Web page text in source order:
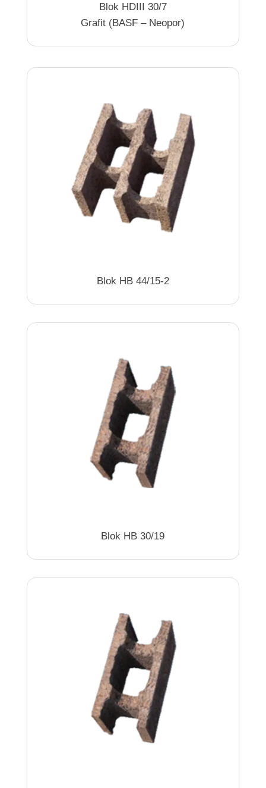
Blok HDIII 30/7
Grafit (BASF – Neopor)
Blok HB 44/15-2
Blok HB 30/19